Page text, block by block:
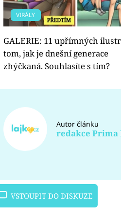
VIRÁLY
GALERIE: 11 upřímných
tom, jak je dnešní generace
zhýčkaná. Souhlasíte s tím?
Autor článku
redakce Prima
VSTOUPIT DO DISKUZE